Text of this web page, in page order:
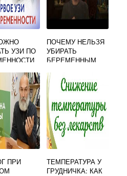
УЗИ ПО
ПОЧЕМУ НЕЛЬЗЯ
УБИРАТЬ
БЕРЕМЕННЫМ
ПРИ
ТЕМПЕРАТУРА У
ГРУДНИЧКА: КАК